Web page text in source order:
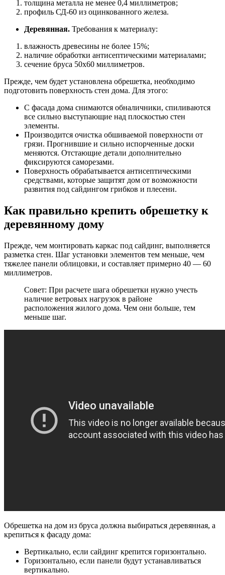
толщина металла не менее 0,4 миллиметров;
профиль СД-60 из оцинкованного железа.
Деревянная. Требования к материалу:
влажность древесины не более 15%;
наличие обработки антисептическими материалами;
сечение бруса 50х60 миллиметров.
Прежде, чем будет установлена обрешетка, необходимо
подготовить поверхность стен дома. Для этого:
С фасада дома снимаются обналичники, спиливаются
все сильно выступающие над плоскостью стен
элементы.
Производится очистка обшиваемой поверхности от
грязи. Прогнившие и сильно испорченные доски
меняются. Отстающие детали дополнительно
фиксируются саморезами.
Поверхность обрабатывается антисептическими
средствами, которые защитят дом от возможности
развития под сайдингом грибков и плесени.
Как правильно крепить обрешетку к
деревянному дому
Прежде, чем монтировать каркас под сайдинг, выполняется
разметка стен. Шаг установки элементов тем меньше, чем
тяжелее панели облицовки, и составляет примерно 40 — 60
миллиметров.
Совет: При расчете шага обрешетки нужно учесть
наличие ветровых нагрузок в районе
расположения жилого дома. Чем они больше, тем
меньше шаг.
Обрешетка на дом из бруса должна выбираться деревянная, а
крепиться к фасаду дома:
Вертикально, если сайдинг крепится горизонтально.
Горизонтально, если панели будут устанавливаться
вертикально.